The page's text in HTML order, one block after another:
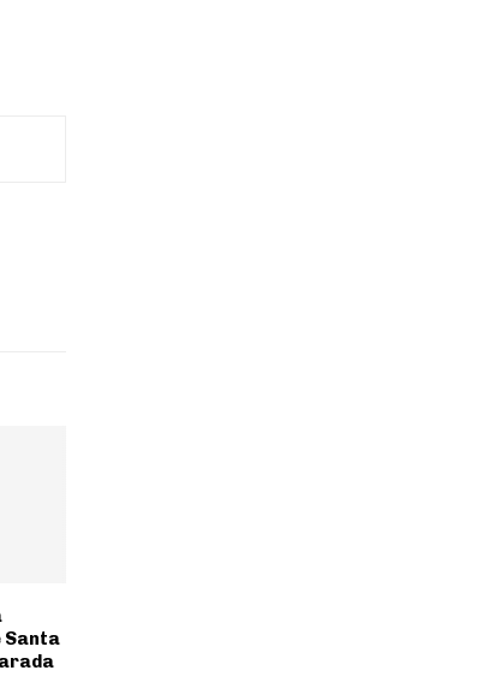
Santa